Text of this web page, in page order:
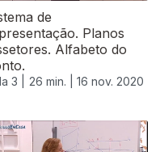
de
Planos
Alfabeto do
3 | 26 min. | 16 nov. 2020